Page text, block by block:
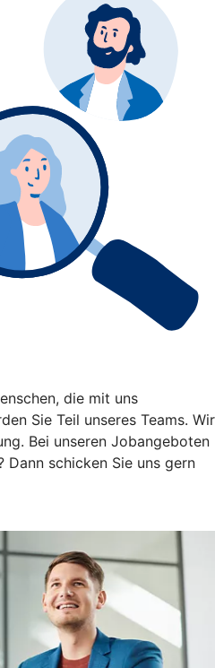
die mit uns
Sie Teil unseres Teams. Wir
Bei unseren Jobangeboten
schicken Sie uns gern